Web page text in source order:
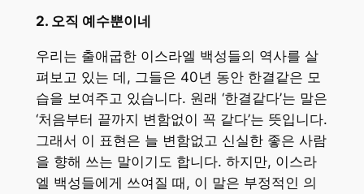
2. 오직 예수뿐이네
우리는 출애굽한 이스라엘 백성들의 역사를 살
펴보고 있는 데, 그들은 40년 동안 한결같은 모
습을 보여주고 있습니다. 원래 ‘한결같다’는 말은
‘처음부터 끝까지 변함없이 꼭 같다’는 뜻입니다.
그래서 이 표현은 늘 변함없고 신실한 좋은 사람
을 향해 쓰는 말이기도 합니다. 하지만, 이스라
엘 백성들에게 쓰여질 때, 이 말은 부정적인 의